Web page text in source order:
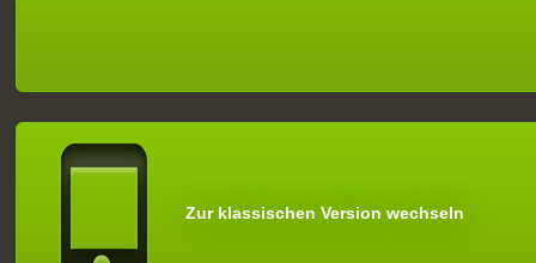
Zur klassischen Version wechseln